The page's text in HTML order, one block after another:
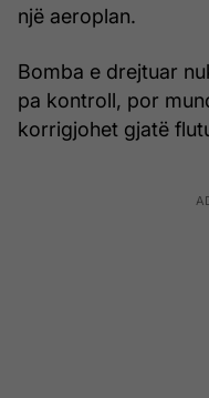
një aeroplan.
Bomba e drejtuar
pa kontroll, por
korrigjohet gjatë